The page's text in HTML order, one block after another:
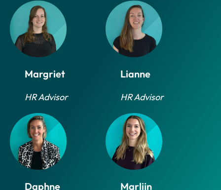
Margriet
HR Advisor
Lianne
HR Advisor
Daphne Marlijn